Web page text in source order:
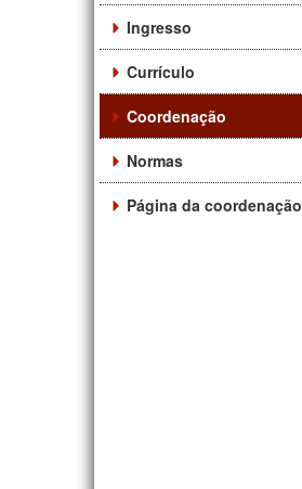
Ingresso
Currículo
Coordenação
Normas
Página da coordenação